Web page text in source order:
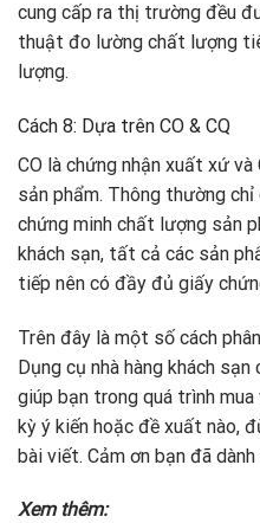
cung cấp ra thị trường đều
thuật đo lường chất lượng
lượng.
Cách 8: Dựa trên CO & CQ
CO là chứng nhận xuất xứ
sản phẩm. Thông thường
chứng minh chất lượng sản
khách sạn, tất cả các sản
tiếp nên có đầy đủ giấy
Trên đây là một số cách
Dụng cụ nhà hàng khách
giúp bạn trong quá trình
kỳ ý kiến ​​hoặc đề xuất nào,
bài viết. Cảm ơn bạn đã
Xem thêm: